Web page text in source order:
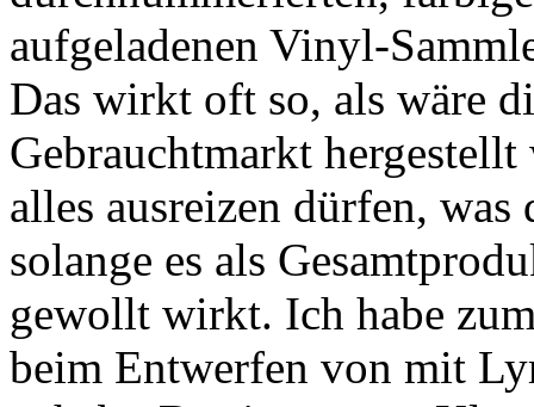
aufgeladenen Vinyl-
Das wirkt oft so, als wäre
Gebrauchtmarkt
alles ausreizen dürfen,
solange es als
gewollt wirkt. Ich habe
beim Entwerfen von mit